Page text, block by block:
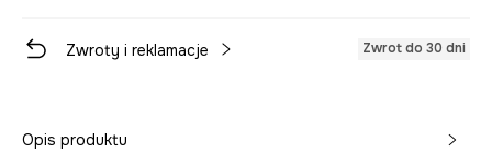
Zwroty i reklamacje Zwrot do 30 dni
Opis produktu